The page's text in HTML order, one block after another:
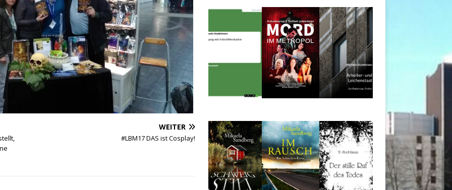
WEITER
#LBM17 DAS ist Cosplay!